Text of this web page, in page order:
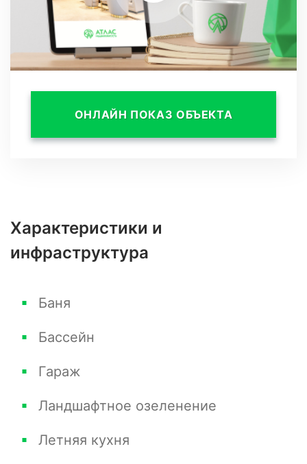
ОНЛАЙН ПОКАЗ ОБЪЕКТА
Характеристики и
инфраструктура
Баня
Бассейн
Гараж
Ландшафтное озеленение
Летняя кухня